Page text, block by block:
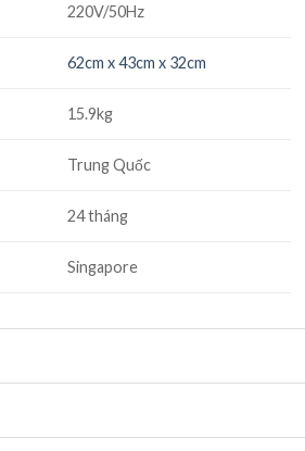
220V/50Hz
62cm x 43cm x 32cm
15.9kg
Trung Quốc
24 tháng
Singapore